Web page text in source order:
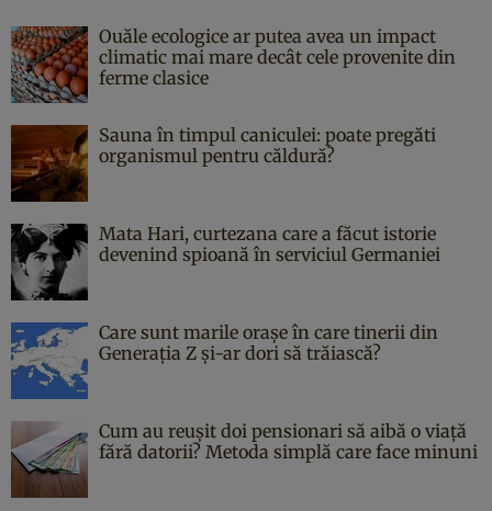
Ouăle ecologice ar putea avea un impact
climatic mai mare decât cele provenite din
ferme clasice
Sauna în timpul caniculei: poate pregăti
organismul pentru căldură?
Mata Hari, curtezana care a făcut istorie
devenind spioană în serviciul Germaniei
Care sunt marile orașe în care tinerii din
Generația Z și-ar dori să trăiască?
Cum au reușit doi pensionari să aibă o viață
fără datorii? Metoda simplă care face minuni